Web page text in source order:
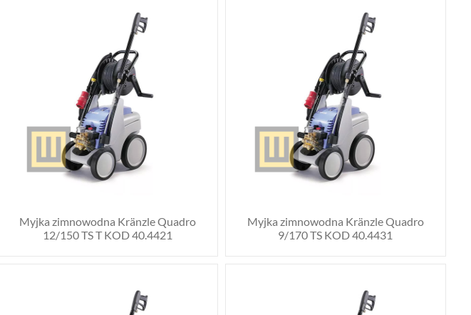
Myjka zimnowodna Kränzle Quadro
12/150 TS T KOD 40.4421
Myjka zimnowodna Kränzle Quadro
9/170 TS KOD 40.4431